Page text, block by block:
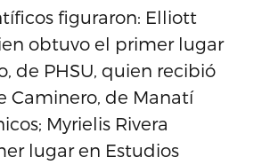
figuraron: Elliott
obtuvo el primer lugar
de PHSU, quien recibió
Caminero, de Manatí
Myrielis Rivera
lugar en Estudios